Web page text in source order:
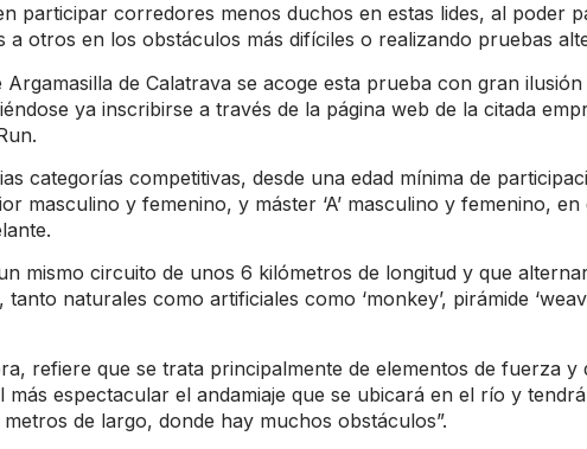
participar corredores menos duchos en estas lides, al poder
otros en los obstáculos más difíciles o realizando pruebas
de Calatrava se acoge esta prueba con gran
ya inscribirse a través de la página web de la citada
.
categorías competitivas, desde una edad mínima de
masculino y femenino, y máster ‘A’ masculino y femenino, en
mismo circuito de unos 6 kilómetros de longitud y que
naturales como artificiales como ‘monkey’, pirámide
refiere que se trata principalmente de elementos de fuerza y
espectacular el andamiaje que se ubicará en el río y
de largo, donde hay muchos obstáculos”.